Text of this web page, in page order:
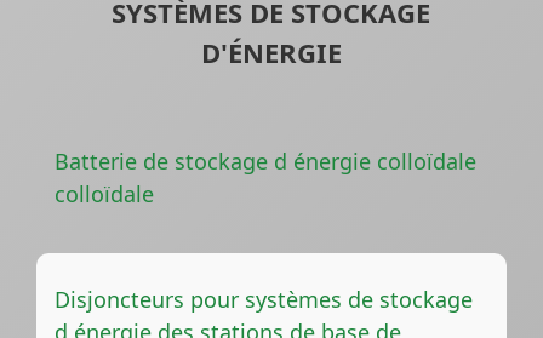
SYSTÈMES DE STOCKAGE
D'ÉNERGIE
Batterie de stockage d énergie colloïdale
colloïdale
Disjoncteurs pour systèmes de stockage
d énergie des stations de base de